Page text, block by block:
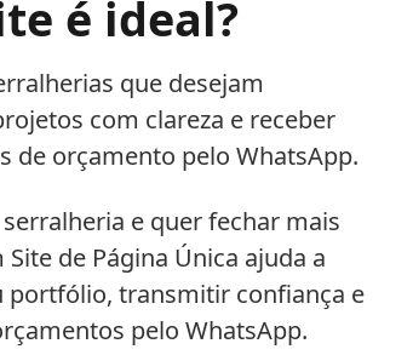
é ideal?
que desejam
com clareza e receber
de orçamento pelo WhatsApp.
e quer fechar mais
de Página Única ajuda a
portfólio, transmitir confiança e
pelo WhatsApp.